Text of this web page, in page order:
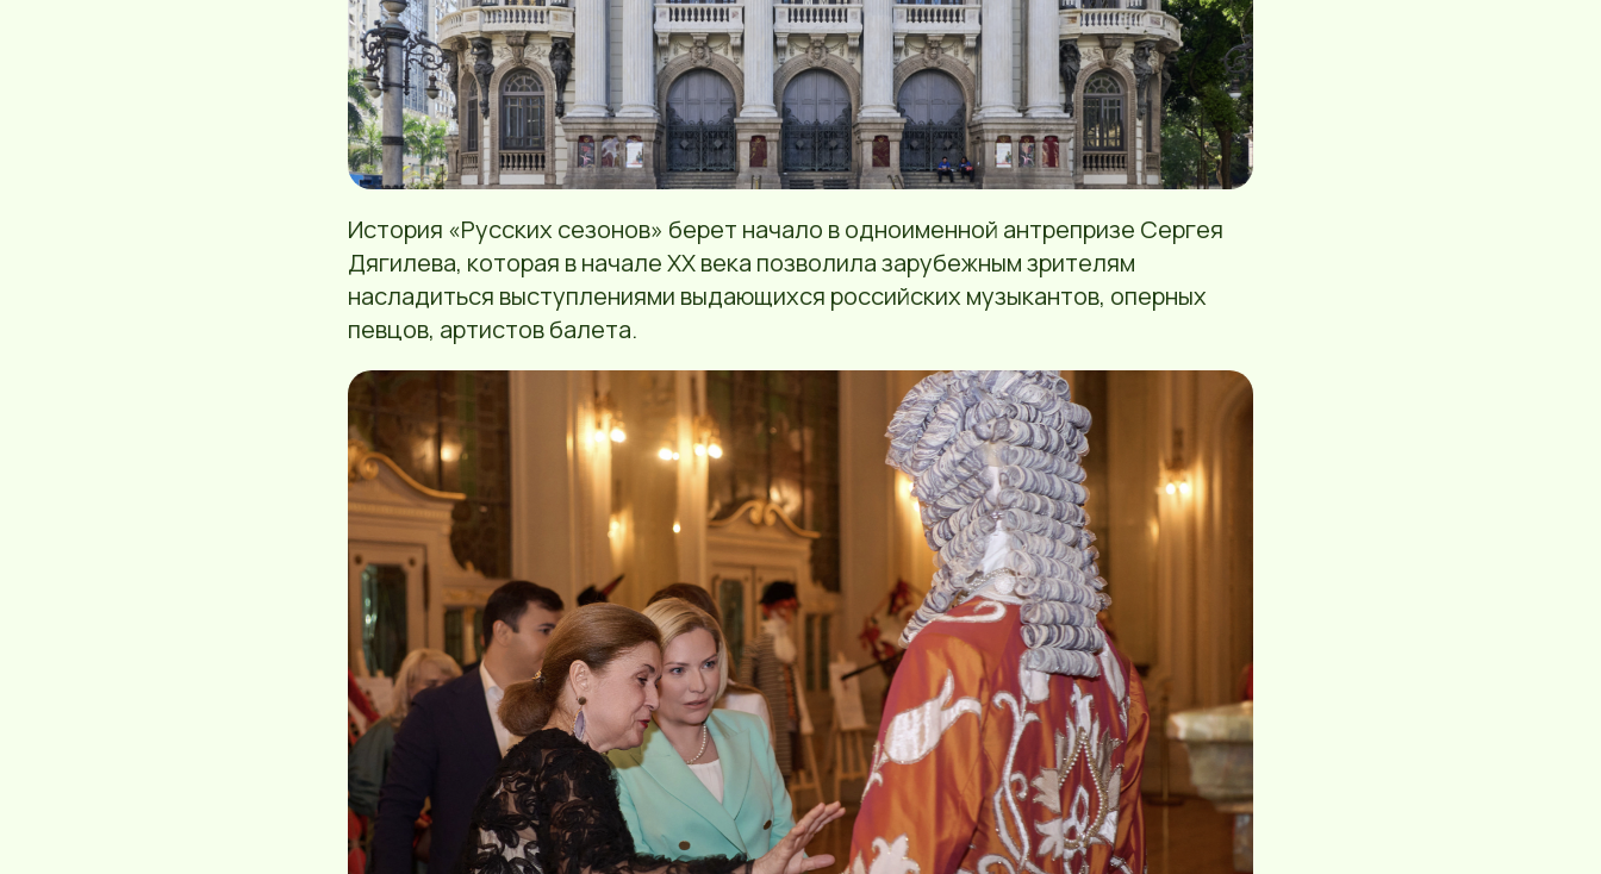
История «Русских сезонов» берет начало в одноименной антрепризе Сергея
Дягилева, которая в начале XX века позволила зарубежным зрителям
насладиться выступлениями выдающихся российских музыкантов, оперных
певцов, артистов балета.